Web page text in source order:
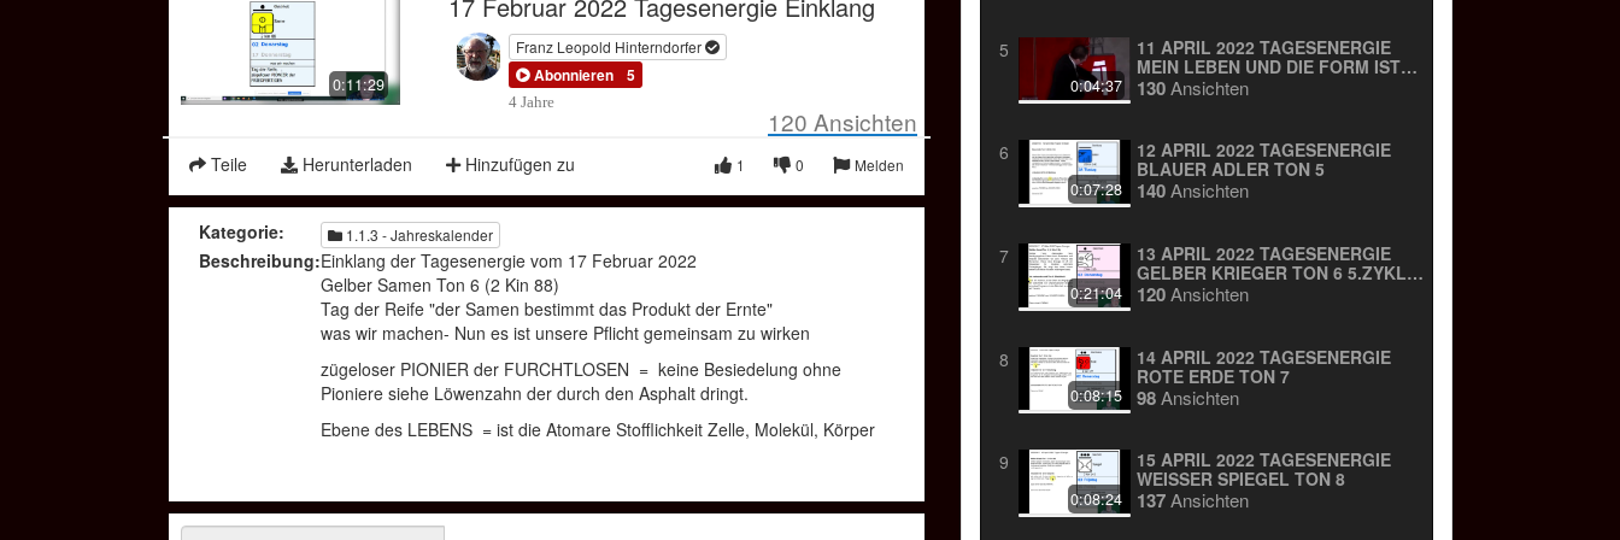
Picture
OKiTUBE
Compressed
Mode
0:11:29
Franz Leopold Hinterndorfer
Abonnieren 5
4 Jahre
120 Ansichten
Teile Herunterladen Hinzufügen zu Melden
0
1
Kategorie: 1.1.3 - Jahreskalender
Beschreibung:Einklang der Tagesenergie vom 17 Februar 2022
Gelber Samen Ton 6 (2 Kin 88)
Tag der Reife "der Samen bestimmt das Produkt der Ernte"
was wir machen- Nun es ist unsere Pflicht gemeinsam zu wirken
zügeloser PIONIER der FURCHTLOSEN = keine Besiedelung ohne
Pioniere siehe Löwenzahn der durch den Asphalt dringt.
Ebene des LEBENS = ist die Atomare Stofflichkeit Zelle, Molekül, Körper
5
0:04:37
11 APRIL 2022 TAGESENERGIE
MEIN LEBEN UND DIE FORM IST
WIE MAGIE
130Ansichten
6
0:07:28
12 APRIL 2022 TAGESENERGIE
BLAUER ADLER TON 5
140Ansichten
7
0:21:04
13 APRIL 2022 TAGESENERGIE
GELBER KRIEGER TON 6 5.ZYKLUS
ZU 28 TAGEN
120Ansichten
8
0:08:15
14 APRIL 2022 TAGESENERGIE
ROTE ERDE TON 7
98Ansichten
9
0:08:24
15 APRIL 2022 TAGESENERGIE
WEISSER SPIEGEL TON 8
137Ansichten